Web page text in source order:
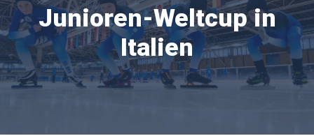
Junioren-Weltcup in
Italien